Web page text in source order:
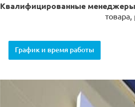
Квалифицированные менеджеры
График и время работы